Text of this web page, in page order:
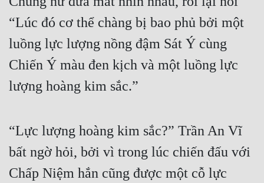
“Lúc đó cơ thể chàng bị bao phủ bởi một
luồng lực lượng nồng đậm Sát Ý cùng
Chiến Ý màu đen kịch và một luồng lực
lượng hoàng kim sắc.”
“Lực lượng hoàng kim sắc?” Trần An Vĩ
bất ngờ hỏi, bởi vì trong lúc chiến đấu với
Chấp Niệm hắn cũng được một cỗ lực